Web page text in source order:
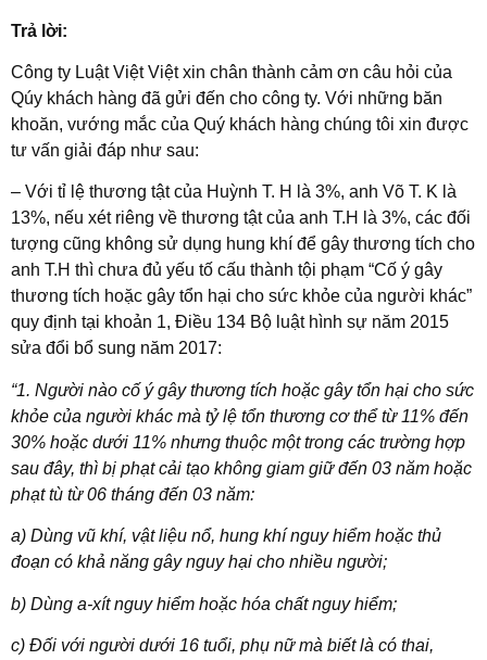
Trả lời:
Công ty Luật Việt Việt xin chân thành cảm ơn câu hỏi của
Qúy khách hàng đã gửi đến cho công ty. Với những băn
khoăn, vướng mắc của Quý khách hàng chúng tôi xin được
tư vấn giải đáp như sau:
– Với tỉ lệ thương tật của Huỳnh T. H là 3%, anh Võ T. K là
13%, nếu xét riêng về thương tật của anh T.H là 3%, các đối
tượng cũng không sử dụng hung khí để gây thương tích cho
anh T.H thì chưa đủ yếu tố cấu thành tội phạm “Cố ý gây
thương tích hoặc gây tổn hại cho sức khỏe của người khác”
quy định tại khoản 1, Điều 134 Bộ luật hình sự năm 2015
sửa đổi bổ sung năm 2017:
“1. Người nào cố ý gây thương tích hoặc gây tổn hại cho sức
khỏe của người khác mà tỷ lệ tổn thương cơ thể từ 11% đến
30% hoặc dưới 11% nhưng thuộc một trong các trường hợp
sau đây, thì bị phạt cải tạo không giam giữ đến 03 năm hoặc
phạt tù từ 06 tháng đến 03 năm:
a) Dùng vũ khí, vật liệu nổ, hung khí nguy hiểm hoặc thủ
đoạn có khả năng gây nguy hại cho nhiều người;
b) Dùng a-xít nguy hiểm hoặc hóa chất nguy hiểm;
c) Đối với người dưới 16 tuổi, phụ nữ mà biết là có thai,